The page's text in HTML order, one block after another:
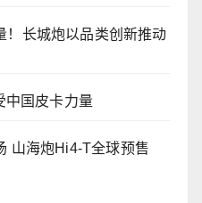
！长城炮以品类创新推动
中国皮卡力量
山海炮Hi4-T全球预售